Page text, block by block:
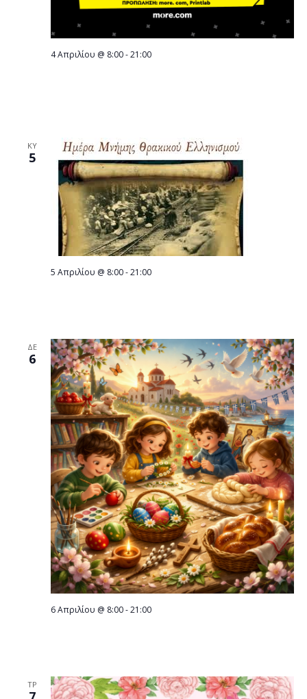
4 Απριλίου @ 8:00-21:00
ΚΥ
5
5 Απριλίου @ 8:00-21:00
ΔΕ
6
6 Απριλίου @ 8:00-21:00
ΤΡ